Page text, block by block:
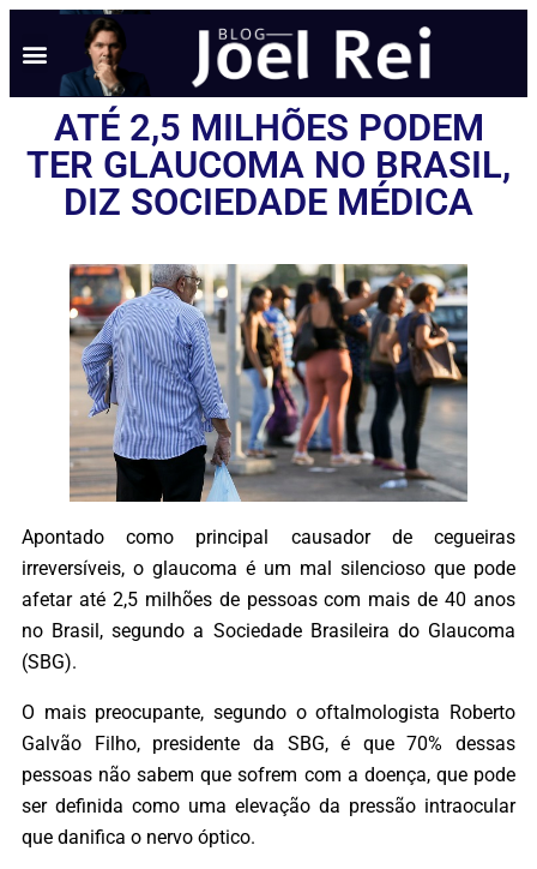
ATÉ 2,5 MILHÕES PODEM
TER GLAUCOMA NO BRASIL,
DIZ SOCIEDADE MÉDICA
Apontado como principal causador de cegueiras
irreversíveis, o glaucoma é um mal silencioso que pode
afetar até 2,5 milhões de pessoas com mais de 40 anos
no Brasil, segundo a Sociedade Brasileira do Glaucoma
(SBG).
O mais preocupante, segundo o oftalmologista Roberto
Galvão Filho, presidente da SBG, é que 70% dessas
pessoas não sabem que sofrem com a doença, que pode
ser definida como uma elevação da pressão intraocular
que danifica o nervo óptico.